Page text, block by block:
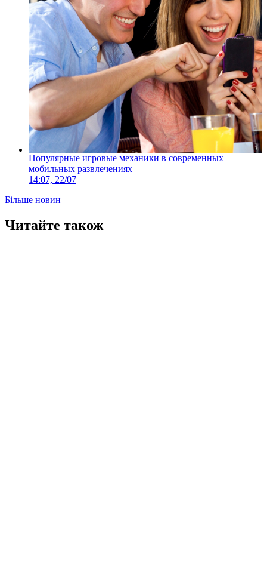
Популярные игровые механики в современных
мобильных развлечениях
14:07, 22/07
Більше новин
Читайте також